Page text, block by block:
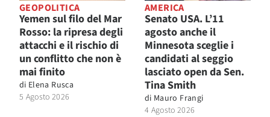
GEOPOLITICA
Yemen sul filo del Mar
Rosso: la ripresa degli
attacchi e il rischio di
un conflitto che non è
mai finito
di Elena Rusca
5 Agosto 2026
AMERICA
Senato USA. L’11
agosto anche il
Minnesota sceglie i
candidati al seggio
lasciato open da Sen.
Tina Smith
di Mauro Frangi
4 Agosto 2026